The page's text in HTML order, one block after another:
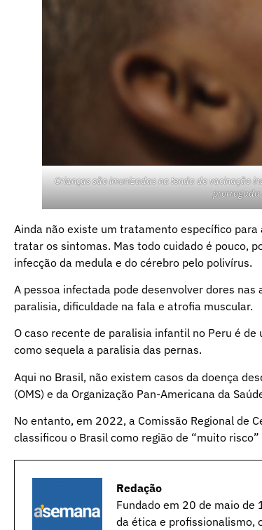
Crianças são imunizadas na tenda de vacinação
prorrogada
Ainda não existe um tratamento específico
tratar os sintomas. Mas todo cuidado é pouco,
infecção da medula e do cérebro pelo polivírus.
A pessoa infectada pode desenvolver dores
paralisia, dificuldade na fala e atrofia muscular.
O caso recente de paralisia infantil no Peru é
como sequela a paralisia das pernas.
Aqui no Brasil, não existem casos da doença
(OMS) e da Organização Pan-Americana da
No entanto, em 2022, a Comissão Regional de
classificou o Brasil como região de “muito
Redação
Fundado em 20 de maio
da ética e profissionalismo,